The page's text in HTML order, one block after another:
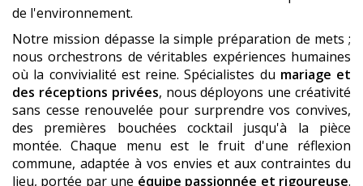
de l'environnement.
Notre mission dépasse la simple préparation de mets ;
nous orchestrons de véritables expériences humaines
où la convivialité est reine. Spécialistes du mariage et
des réceptions privées, nous déployons une créativité
sans cesse renouvelée pour surprendre vos convives,
des premières bouchées cocktail jusqu'à la pièce
montée. Chaque menu est le fruit d'une réflexion
commune, adaptée à vos envies et aux contraintes du
lieu, portée par une équipe passionnée et rigoureuse.